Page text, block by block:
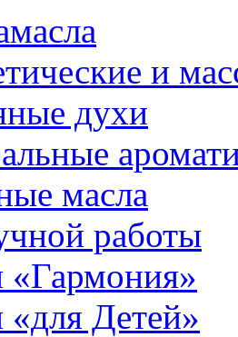
и
духи
масла
работы
«Гармония»
«для Детей»